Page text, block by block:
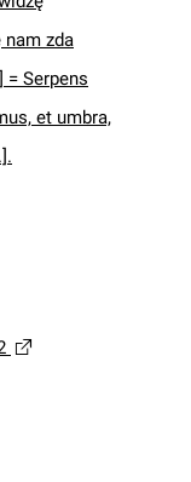
nam zda
= Serpens
et umbra,